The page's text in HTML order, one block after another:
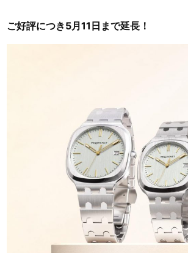
お問い合わせ
ご好評につき5月11日まで延長！